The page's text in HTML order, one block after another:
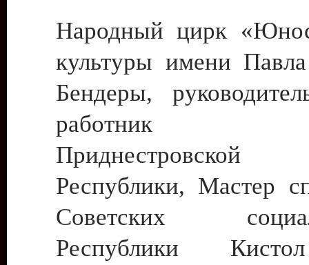
Народный цирк
культуры имени
Бендеры,
работник
Приднестровской
Республики, Мастер
Советских
Республики